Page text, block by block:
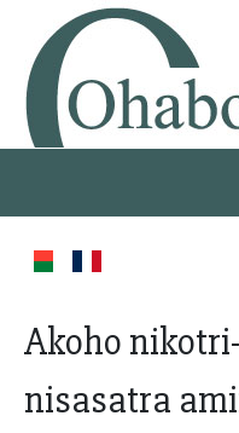
Akoho
nisasatra